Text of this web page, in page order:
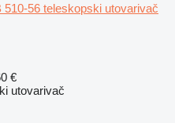
510-56 teleskopski utovarivač
€
utovarivač